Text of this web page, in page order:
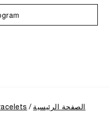
الصفحة الرئيسية